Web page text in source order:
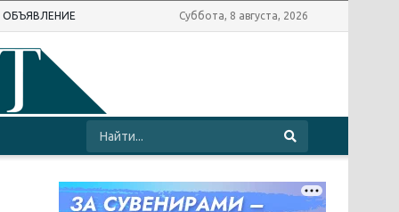
ОБЪЯВЛЕНИЕ Суббота, 8 августа, 2026